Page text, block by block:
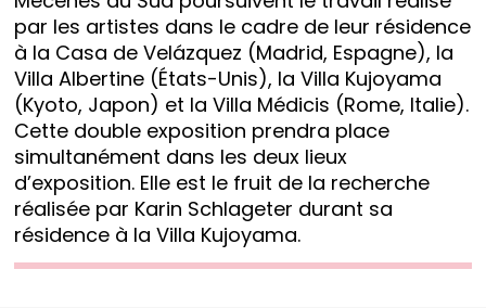
par les artistes dans le cadre de leur résidence
à la Casa de Velázquez (Madrid, Espagne), la
Villa Albertine (États-Unis), la Villa Kujoyama
(Kyoto, Japon) et la Villa Médicis (Rome, Italie).
Cette double exposition prendra place
simultanément dans les deux lieux
d’exposition. Elle est le fruit de la recherche
réalisée par Karin Schlageter durant sa
résidence à la Villa Kujoyama.